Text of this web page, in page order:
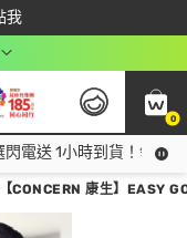
我
0
閃電送 1小時到貨！領神
【CONCERN 康生】EASY